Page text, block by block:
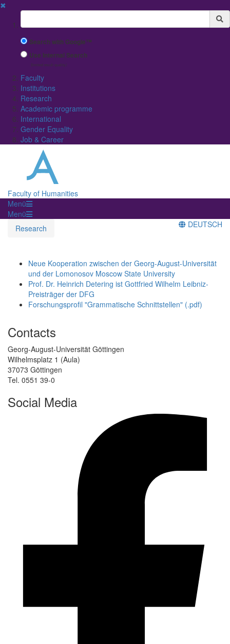
✖
Suchbegriff
Search with Google™
Use Internal Search
(limited result quality)
Faculty
Institutions
Research
Academic programme
International
Gender Equality
Job & Career
Faculty of Humanities
Menü
Menü
Research
DEUTSCH
Neue Kooperation zwischen der Georg-August-Universität
und der Lomonosov Moscow State University
Prof. Dr. Heinrich Detering ist Gottfried Wilhelm Leibniz-
Preisträger der DFG
Forschungsprofil "Grammatische Schnittstellen" (.pdf)
Contacts
Georg-August-Universität Göttingen
Wilhelmsplatz 1 (Aula)
37073 Göttingen
Tel. 0551 39-0
Social Media